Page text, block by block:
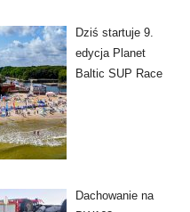
Dziś startuje 9.
edycja Planet
Baltic SUP Race
Dachowanie na